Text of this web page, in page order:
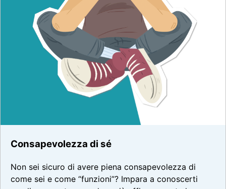
Consapevolezza di sé
Non sei sicuro di avere piena consapevolezza di
come sei e come “funzioni”? Impara a conoscerti